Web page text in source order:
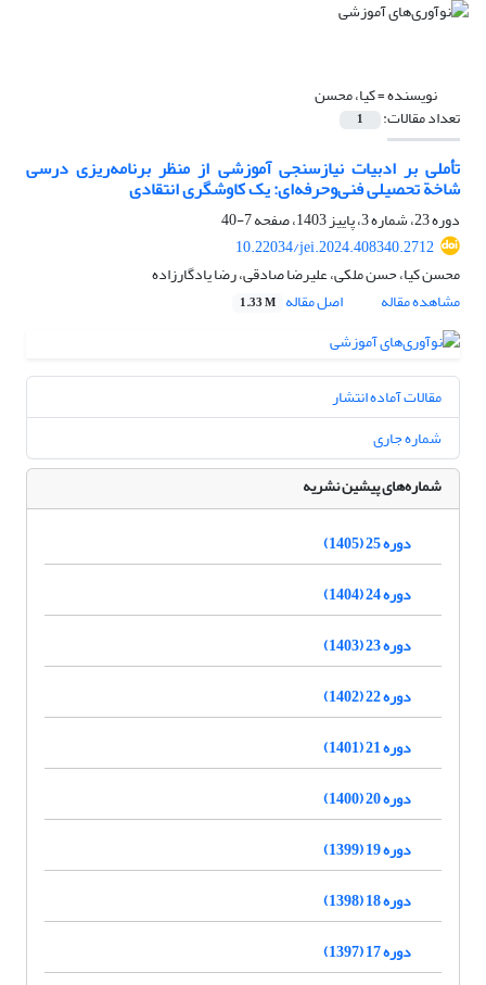
نویسنده =کیا، محسن
تعداد مقالات: 1
تأملی بر ادبیات نیازسنجی آموزشی از منظر برنامه‌ریزی درسی
شاخة تحصیلی فنی‌وحرفه‌ای: یک کاوشگری انتقادی
دوره 23، شماره 3، پاییز 1403، صفحه
7-40
10.22034/jei.2024.408340.2712
محسن کیا، حسن ملکی، علیرضا صادقی، رضا یادگارزاده
مشاهده مقاله
اصل مقاله 1.33 M
مقالات آماده انتشار
شماره جاری
شماره‌های پیشین نشریه
دوره 25 (1405)
دوره 24 (1404)
دوره 23 (1403)
دوره 22 (1402)
دوره 21 (1401)
دوره 20 (1400)
دوره 19 (1399)
دوره 18 (1398)
دوره 17 (1397)